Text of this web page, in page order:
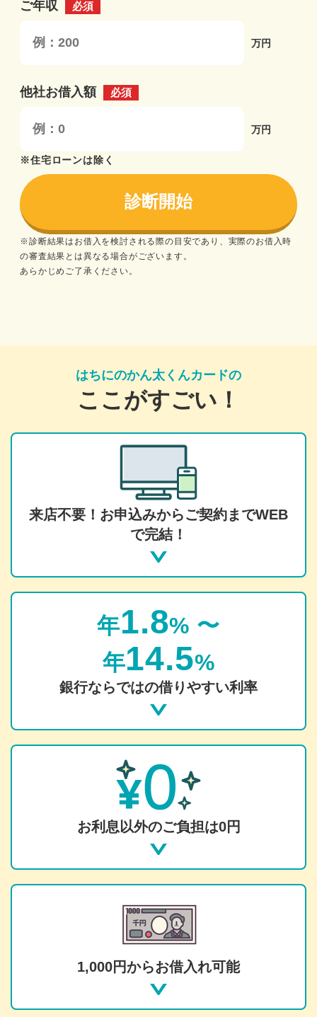
ご年収 必須
万円
他社お借入額 必須
万円
※住宅ローンは除く
※診断結果はお借入を検討される際の目安であり、実際のお借入時
の審査結果とは異なる場合がございます。
あらかじめご了承ください。
はちにのかん太くんカードの
ここがすごい！
来店不要！お申込みからご契約までWEB
で完結！
年1.8% 〜
年14.5%
銀行ならではの借りやすい利率
お利息以外のご負担は0円
1,000円からお借入れ可能